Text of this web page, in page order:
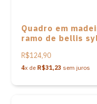
Quadro em
ramo de bellis
R$124,90
4x de R$31,23 sem juros